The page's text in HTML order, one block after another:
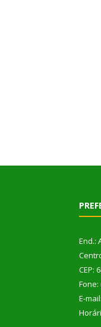
End.:
CEP:
Fone:
E-